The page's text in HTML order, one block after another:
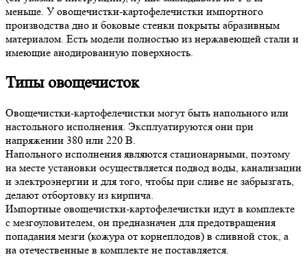
меньше. У овощечистки-картофелечистки импортного
производства дно и боковые стенки покрыты абразивным
материалом. Есть модели полностью из нержавеющей стали и
имеющие анодированную поверхность.
Типы овощечисток
Овощечистки-картофелечистки могут быть напольного или
настольного исполнения. Эксплуатируются они при
напряжении 380 или 220 В.
Напольного исполнения являются стационарными, поэтому
на месте установки осуществляется подвод воды, канализации
и электроэнергии и для того, чтобы при сливе не забрызгать,
делают отбортовку из кирпича.
Импортные овощечистки-картофелечистки идут в комплекте
с мезгоуловителем, он предназначен для предотвращения
попадания мезги (кожура от корнеплодов) в сливной сток, а
на отечественные в комплекте не поставляется.